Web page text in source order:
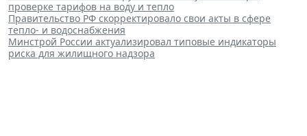
проверке тарифов на воду и тепло
Правительство РФ скорректировало свои акты в сфере
тепло- и водоснабжения
Минстрой России актуализировал типовые индикаторы
риска для жилищного надзора